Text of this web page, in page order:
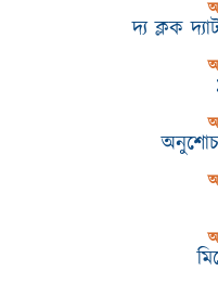
দ্য ক্লক